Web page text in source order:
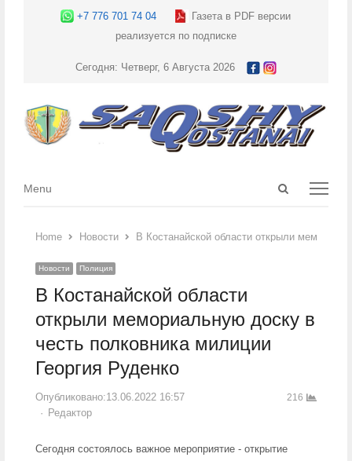
+7 776 701 74 04
Газета в PDF версии
реализуется по подписке
Сегодня: Четверг, 6 Августа 2026
Open
Menu
Menu
Home Новости В Костанайской области открыли
Новости Полиция
В Костанайской области
открыли мемориальную доску в
честь полковника милиции
Георгия Руденко
Опубликовано:13.06.2022 16:57
Author
Редактор
216
Сегодня состоялось важное мероприятие - открытие